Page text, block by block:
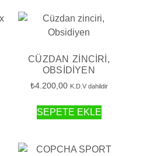
CÜZDAN ZINCIRI,
OBSIDIYEN
₺4.200,00 K.D.V dahildir
SEPETE EKLE